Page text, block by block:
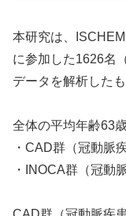
本研究は、
に参加した1626名
データを解析したも
全体の平均年齢63
・CAD群（冠動脈
・INOCA群（冠動